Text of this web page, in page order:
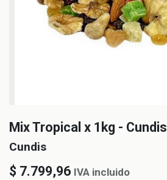
Mix Tropical x 1kg - Cundis
Cundis
$ 7.799,96 IVA incluido